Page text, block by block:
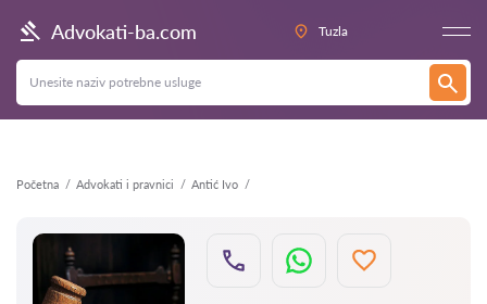
Advokati-ba.com Tuzla
Početna Advokati i pravnici Antić Ivo
Nazad